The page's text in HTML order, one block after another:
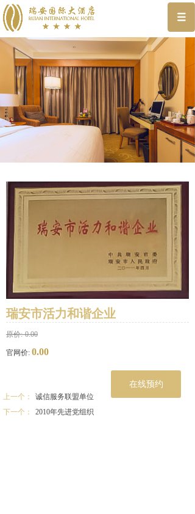
瑞安市活力和谐企业
原价: 0.00
官网价: 0.00
上一个：
诚信服务联盟单位
下一个：
2010年先进党组织
在线预约